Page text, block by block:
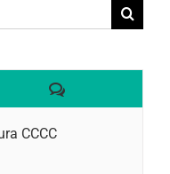
Comentaris
CCCC